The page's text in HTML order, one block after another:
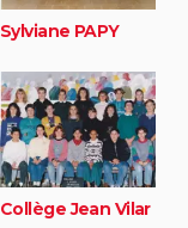
Sylviane PAPY
Collège Jean Vilar